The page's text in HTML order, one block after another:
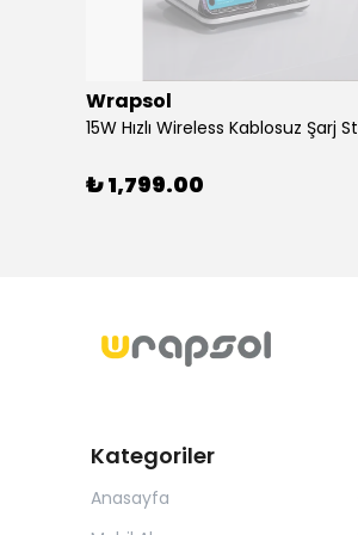
Wrapsol
₺ 1,799.00
Kategoriler
Anasayfa